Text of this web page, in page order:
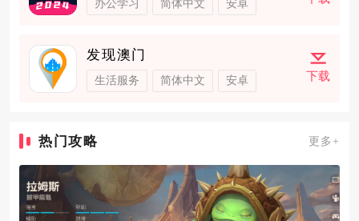
办公学习 简体中文 安卓
发现澳门
生活服务 简体中文 安卓 下载
热门攻略 更多+